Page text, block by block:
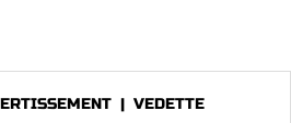
| VEDETTE